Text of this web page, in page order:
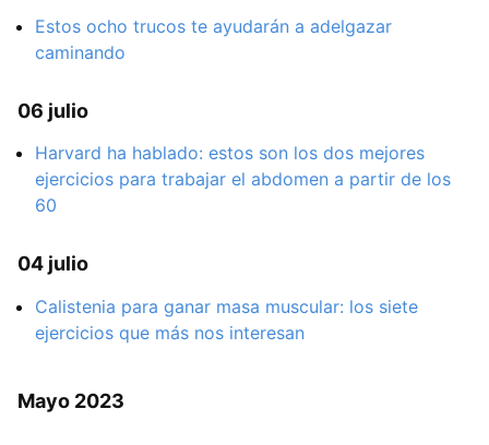
Estos ocho trucos te ayudarán a adelgazar
caminando
06 julio
Harvard ha hablado: estos son los dos mejores
ejercicios para trabajar el abdomen a partir de los
60
04 julio
Calistenia para ganar masa muscular: los siete
ejercicios que más nos interesan
Mayo 2023